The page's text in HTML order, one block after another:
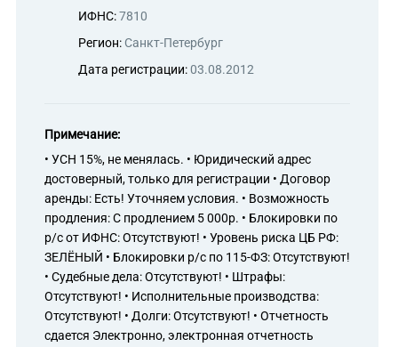
ИФНС:7810
Регион: Санкт-Петербург
Дата регистрации:03.08.2012
Примечание:
• УСН 15%, не менялась. • Юридический адрес
достоверный, только для регистрации • Договор
аренды: Есть! Уточняем условия. • Возможность
продления: С продлением 5 000р. • Блокировки по
р/с от ИФНС: Отсутствуют! • Уровень риска ЦБ РФ:
ЗЕЛЁНЫЙ • Блокировки р/с по 115-ФЗ: Отсутствуют!
• Судебные дела: Отсутствуют! • Штрафы:
Отсутствуют! • Исполнительные производства:
Отсутствуют! • Долги: Отсутствуют! • Отчетность
сдается Электронно, электронная отчетность